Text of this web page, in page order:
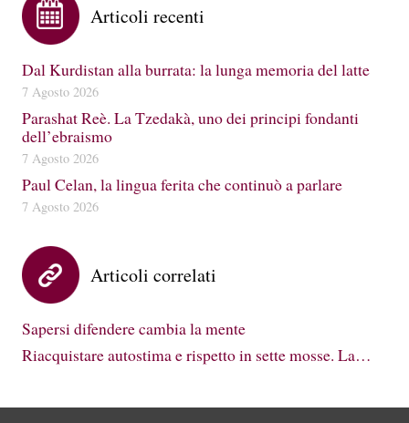
Articoli recenti
Dal Kurdistan alla burrata: la lunga memoria del latte
7 Agosto 2026
Parashat Reè. La Tzedakà, uno dei principi fondanti
dell’ebraismo
7 Agosto 2026
Paul Celan, la lingua ferita che continuò a parlare
7 Agosto 2026
Articoli correlati
Sapersi difendere cambia la mente
Riacquistare autostima e rispetto in sette mosse. La…